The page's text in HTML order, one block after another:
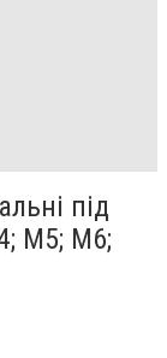
під
М5; М6;